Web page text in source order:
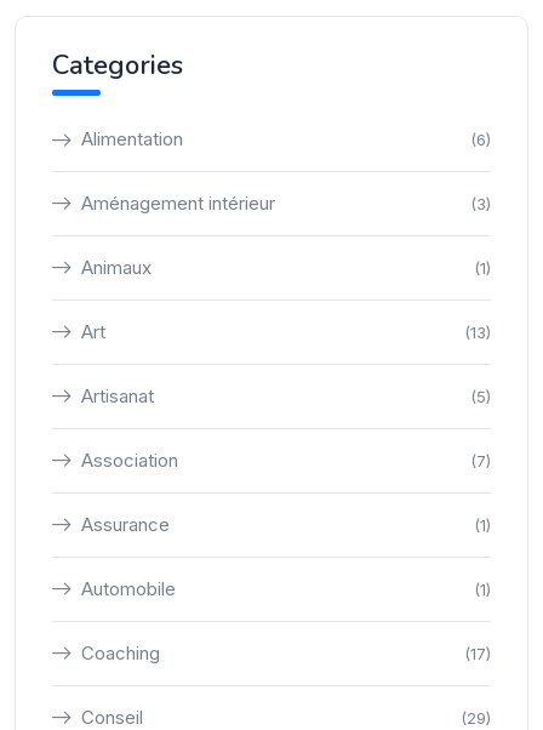
Categories
Alimentation (6)
Aménagement intérieur (3)
Animaux (1)
Art (13)
Artisanat (5)
Association (7)
Assurance (1)
Automobile (1)
Coaching (17)
Conseil (29)